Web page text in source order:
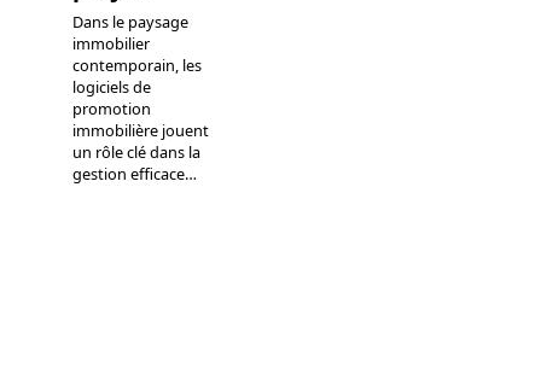
Dans le paysage
immobilier
contemporain, les
logiciels de
promotion
immobilière jouent
un rôle clé dans la
gestion efficace…